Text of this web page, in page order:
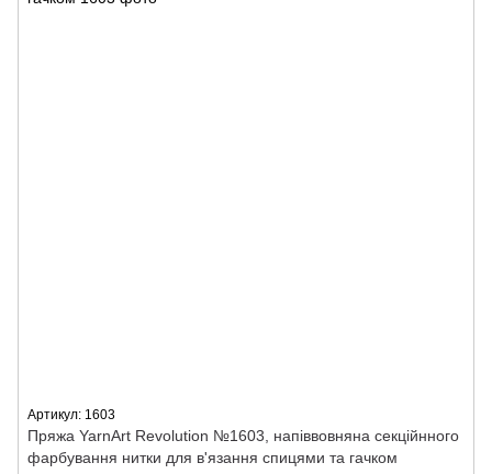
Артикул: 1603
Пряжа YarnArt Revolution №1603, напіввовняна секційнного
фарбування нитки для в'язання спицями та гачком